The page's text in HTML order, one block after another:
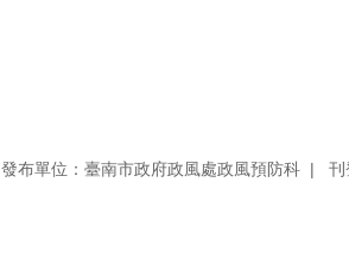
發布單位：臺南市政府政風處政風預防科 刊